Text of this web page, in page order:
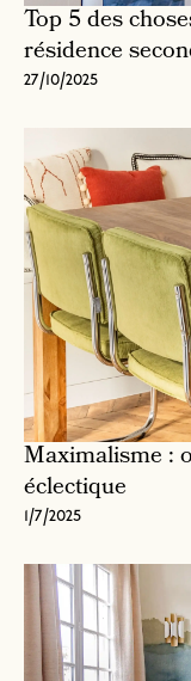
Top 5 des
résidence
27/10/2025
Maximalisme :
éclectique
1/7/2025